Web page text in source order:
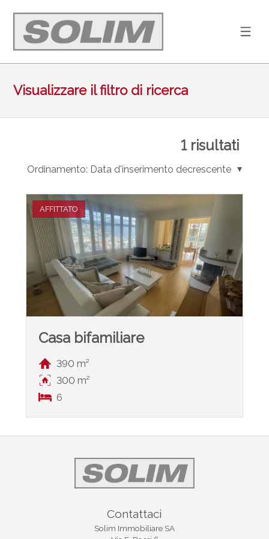
Visualizzare il filtro di ricerca
1risultati
Ordinamento: Data d'inserimento decrescente
AFFITTATO
Casa bifamiliare
390 m²
300 m²
6
Contattaci
Solim Immobiliare SA